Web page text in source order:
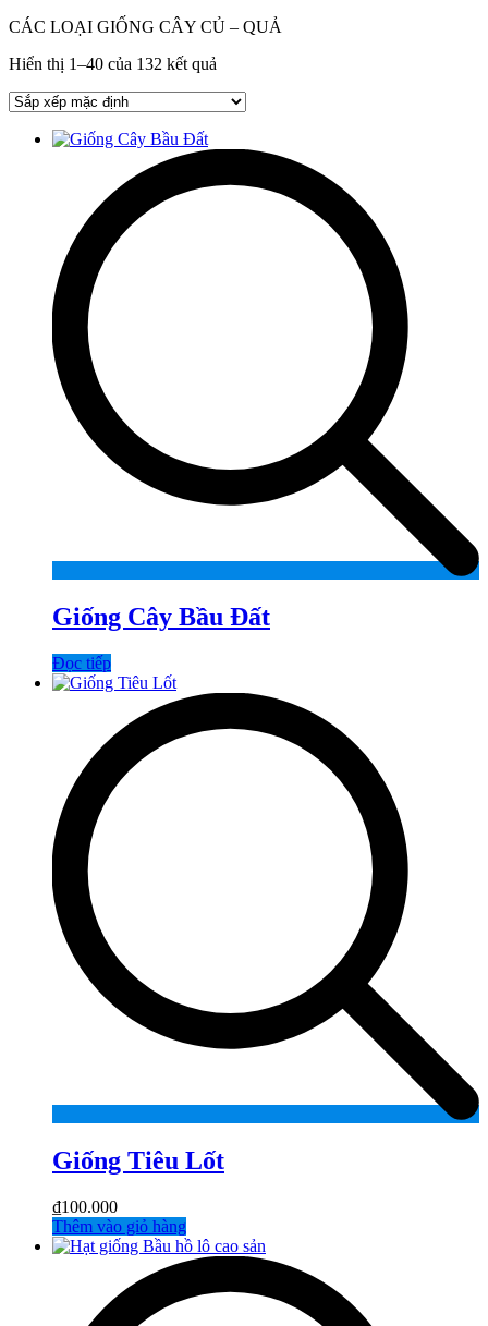
CÁC LOẠI GIỐNG CÂY CỦ – QUẢ
Hiển thị 1–40 của 132 kết quả
Giống Cây Bầu Đất
Đọc tiếp
Giống Tiêu Lốt
₫100.000
Thêm vào giỏ hàng